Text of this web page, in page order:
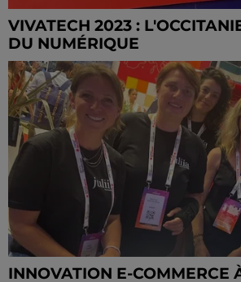
VIVATECH 2023 :
DU NUMÉRIQUE
INNOVATION E-COMMERCE